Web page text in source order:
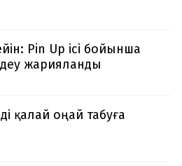
Pin Up ісі бойынша
жарияланды
қалай оңай табуға